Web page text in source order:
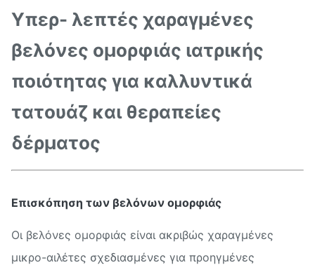
Υπερ- λεπτές χαραγμένες
βελόνες ομορφιάς ιατρικής
ποιότητας για καλλυντικά
τατουάζ και θεραπείες
δέρματος
Επισκόπηση των βελόνων ομορφιάς
Οι βελόνες ομορφιάς είναι ακριβώς χαραγμένες
μικρο-αιλέτες σχεδιασμένες για προηγμένες